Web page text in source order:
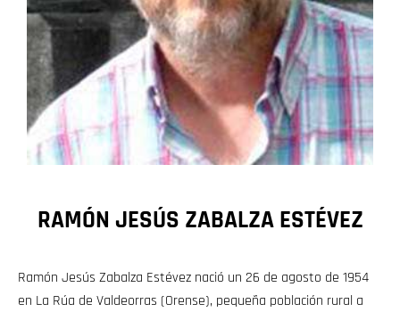
RAMÓN JESÚS ZABALZA ESTÉVEZ
Ramón Jesús Zabalza Estévez nació un 26 de agosto de 1954
en La Rúa de Valdeorras (Orense), pequeña población rural a